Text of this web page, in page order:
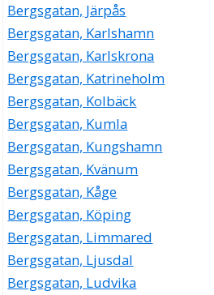
Bergsgatan, Järpås
Bergsgatan, Karlshamn
Bergsgatan, Karlskrona
Bergsgatan, Katrineholm
Bergsgatan, Kolbäck
Bergsgatan, Kumla
Bergsgatan, Kungshamn
Bergsgatan, Kvänum
Bergsgatan, Kåge
Bergsgatan, Köping
Bergsgatan, Limmared
Bergsgatan, Ljusdal
Bergsgatan, Ludvika